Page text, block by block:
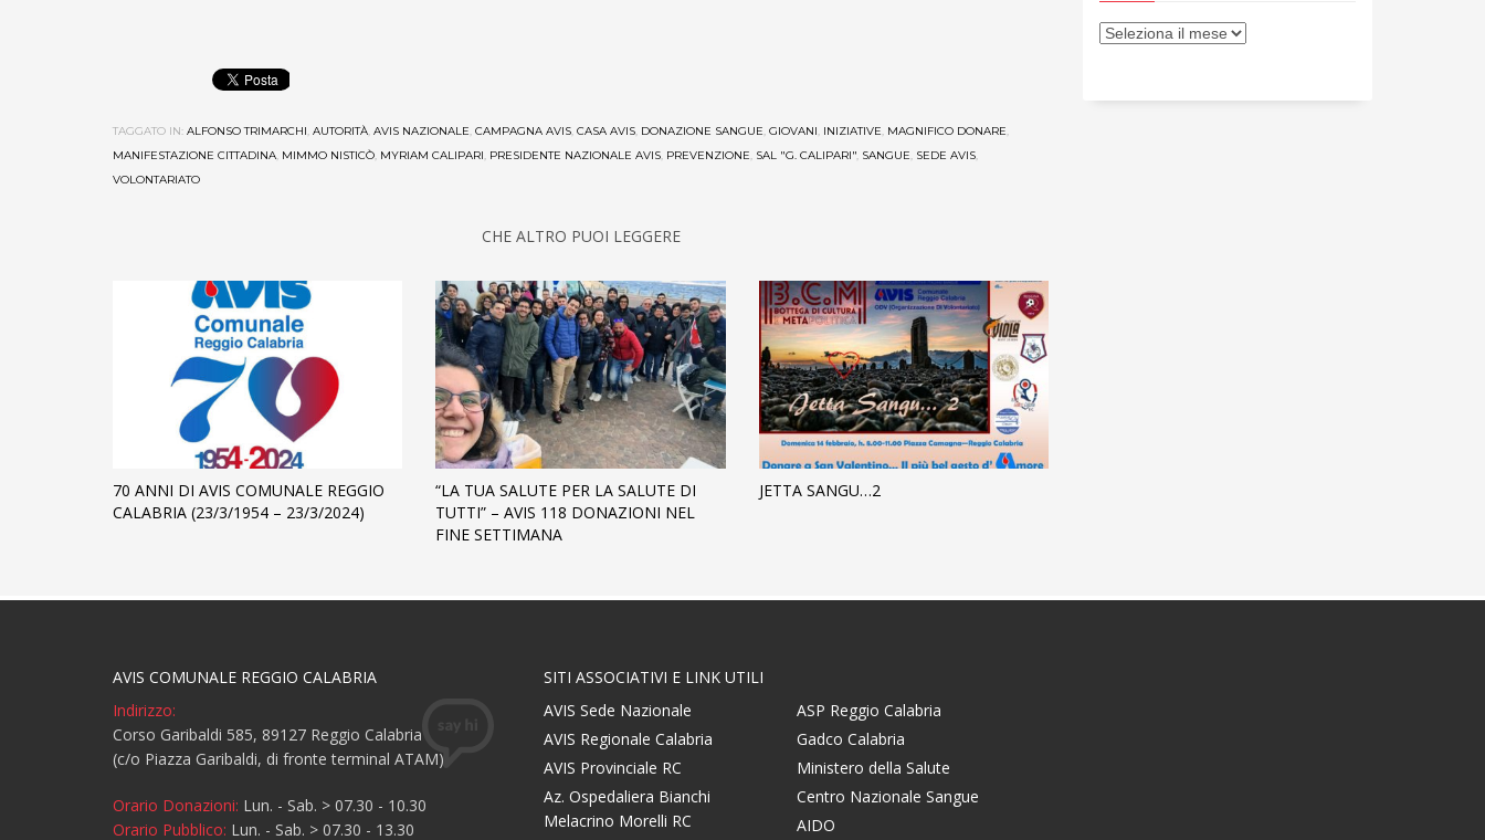
TAGGATO IN: ALFONSO TRIMARCHI, AUTORITÀ, AVIS NAZIONALE, CAMPAGNA AVIS, CASA AVIS, DONAZIONE SANGUE, GIOVANI, INIZIATIVE, MAGNIFICO DONARE,
MANIFESTAZIONE CITTADINA, MIMMO NISTICÒ, MYRIAM CALIPARI, PRESIDENTE NAZIONALE AVIS, PREVENZIONE, SAL "G. CALIPARI", SANGUE, SEDE AVIS,
VOLONTARIATO
CHE ALTRO PUOI LEGGERE
70 ANNI DI AVIS COMUNALE REGGIO
CALABRIA (23/3/1954 – 23/3/2024)
“LA TUA SALUTE PER LA SALUTE DI
TUTTI” – AVIS 118 DONAZIONI NEL
FINE SETTIMANA
JETTA SANGU…2
AVIS COMUNALE REGGIO CALABRIA
Indirizzo:
Corso Garibaldi 585, 89127 Reggio Calabria
(c/o Piazza Garibaldi, di fronte terminal ATAM)
Orario Donazioni: Lun. - Sab. > 07.30 - 10.30
Orario Pubblico: Lun. - Sab. > 07.30 - 13.30
SITI ASSOCIATIVI E LINK UTILI
AVIS Sede Nazionale
ASP Reggio Calabria
AVIS Regionale Calabria
Gadco Calabria
AVIS Provinciale RC
Ministero della Salute
Az. Ospedaliera Bianchi
Melacrino Morelli RC
Centro Nazionale Sangue
AIDO